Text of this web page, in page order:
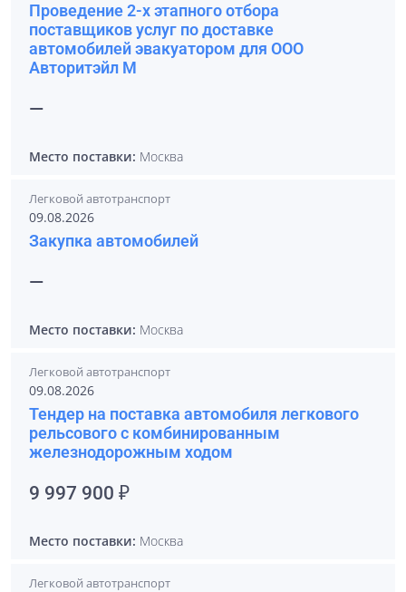
Проведение 2-х этапного отбора
поставщиков услуг по доставке
автомобилей эвакуатором для ООО
Авторитэйл М
—
Место поставки: Москва
Легковой автотранспорт
09.08.2026
Закупка автомобилей
—
Место поставки: Москва
Легковой автотранспорт
09.08.2026
Тендер на поставка автомобиля легкового
рельсового с комбинированным
железнодорожным ходом
9 997 900 ₽
Место поставки: Москва
Легковой автотранспорт